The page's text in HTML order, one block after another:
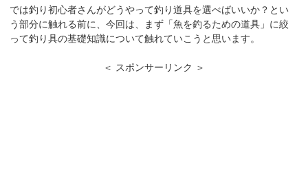
では釣り初心者さんがどうやって釣り道具を選べばいいか？とい
う部分に触れる前に、今回は、まず「魚を釣るための道具」に絞
って釣り具の基礎知識について触れていこうと思います。
＜ スポンサーリンク ＞